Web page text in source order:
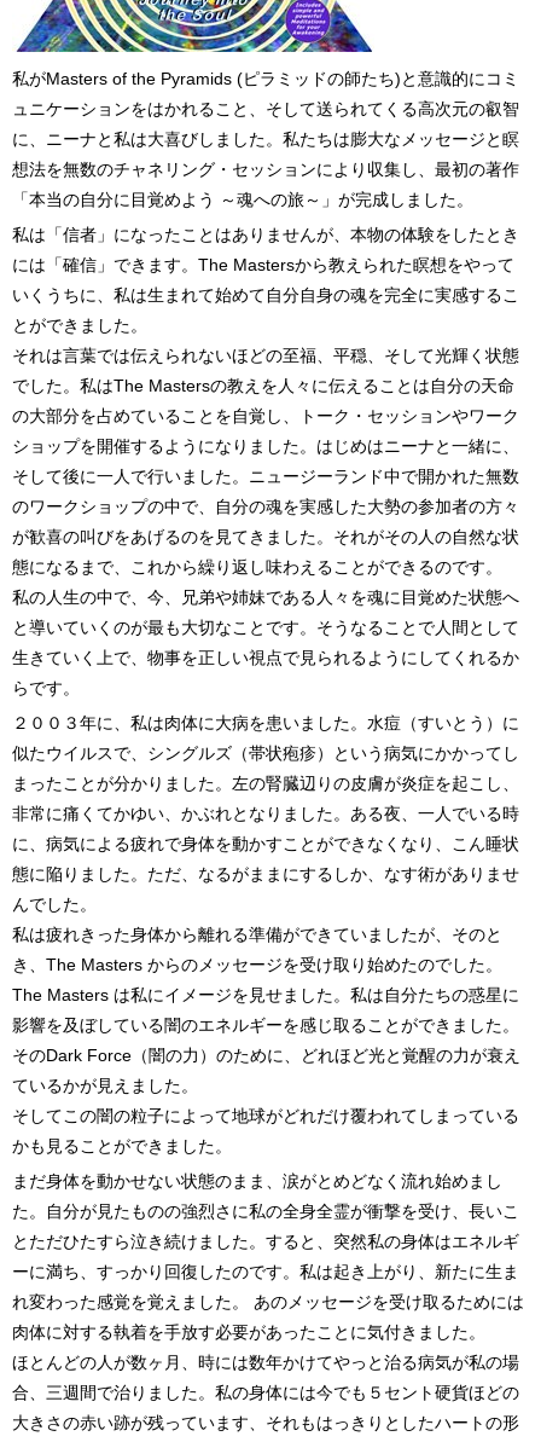
私がMasters of the Pyramids (ピラミッドの師たち)と意識的にコミ
ュニケーションをはかれること、そして送られてくる高次元の叡智
に、ニーナと私は大喜びしました。私たちは膨大なメッセージと瞑
想法を無数のチャネリング・セッションにより収集し、最初の著作
「本当の自分に目覚めよう ～魂への旅～」が完成しました。
私は「信者」になったことはありませんが、本物の体験をしたとき
には「確信」できます。The Mastersから教えられた瞑想をやって
いくうちに、私は生まれて始めて自分自身の魂を完全に実感するこ
とができました。
それは言葉では伝えられないほどの至福、平穏、そして光輝く状態
でした。私はThe Mastersの教えを人々に伝えることは自分の天命
の大部分を占めていることを自覚し、トーク・セッションやワーク
ショップを開催するようになりました。はじめはニーナと一緒に、
そして後に一人で行いました。ニュージーランド中で開かれた無数
のワークショップの中で、自分の魂を実感した大勢の参加者の方々
が歓喜の叫びをあげるのを見てきました。それがその人の自然な状
態になるまで、これから繰り返し味わえることができるのです。
私の人生の中で、今、兄弟や姉妹である人々を魂に目覚めた状態へ
と導いていくのが最も大切なことです。そうなることで人間として
生きていく上で、物事を正しい視点で見られるようにしてくれるか
らです。
２００３年に、私は肉体に大病を患いました。水痘（すいとう）に
似たウイルスで、シングルズ（帯状疱疹）という病気にかかってし
まったことが分かりました。左の腎臓辺りの皮膚が炎症を起こし、
非常に痛くてかゆい、かぶれとなりました。ある夜、一人でいる時
に、病気による疲れで身体を動かすことができなくなり、こん睡状
態に陥りました。ただ、なるがままにするしか、なす術がありませ
んでした。
私は疲れきった身体から離れる準備ができていましたが、そのと
き、The Masters からのメッセージを受け取り始めたのでした。
The Masters は私にイメージを見せました。私は自分たちの惑星に
影響を及ぼしている闇のエネルギーを感じ取ることができました。
そのDark Force（闇の力）のために、どれほど光と覚醒の力が衰え
ているかが見えました。
そしてこの闇の粒子によって地球がどれだけ覆われてしまっている
かも見ることができました。
まだ身体を動かせない状態のまま、涙がとめどなく流れ始めまし
た。自分が見たものの強烈さに私の全身全霊が衝撃を受け、長いこ
とただひたすら泣き続けました。すると、突然私の身体はエネルギ
ーに満ち、すっかり回復したのです。私は起き上がり、新たに生ま
れ変わった感覚を覚えました。 あのメッセージを受け取るためには
肉体に対する執着を手放す必要があったことに気付きました。
ほとんどの人が数ヶ月、時には数年かけてやっと治る病気が私の場
合、三週間で治りました。私の身体には今でも５セント硬貨ほどの
大きさの赤い跡が残っています、それもはっきりとしたハートの形